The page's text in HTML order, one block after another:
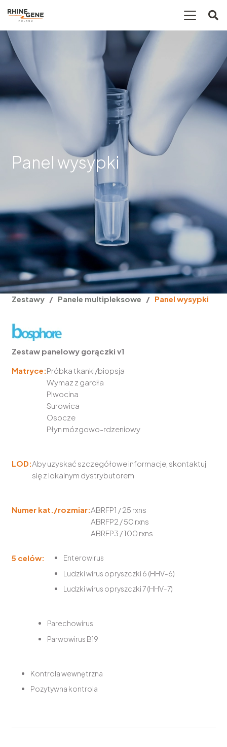
Panel wysypki
Zestawy / Panele multipleksowe / Panel wysypki
Zestaw panelowy gorączki v1
Matryce:Próbka tkanki/biopsja
Wymaz z gardła
Plwocina
Surowica
Osocze
Płyn mózgowo-rdzeniowy
LOD:Aby uzyskać szczegółowe informacje, skontaktuj
się z lokalnym dystrybutorem
Numer kat./rozmiar:ABRFP1 / 25 rxns
ABRFP2 / 50 rxns
ABRFP3 / 100 rxns
5 celów:
Enterowirus
Ludzki wirus opryszczki 6 (HHV-6)
Ludzki wirus opryszczki 7 (HHV-7)
Parechowirus
Parwowirus B19
Kontrola wewnętrzna
Pozytywna kontrola